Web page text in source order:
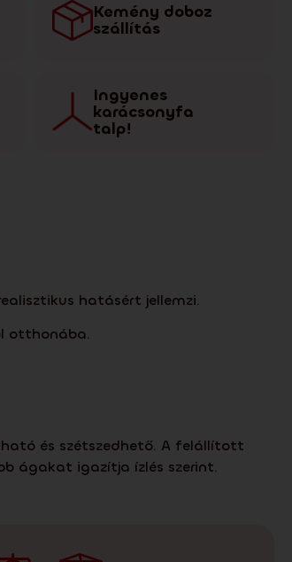
Kemény doboz
szállítás
Ingyenes
karácsonyfa
talp!
hatásért jellemzi.
otthonába.
és szétszedhető. A felállított
ágakat igazítja ízlés szerint.